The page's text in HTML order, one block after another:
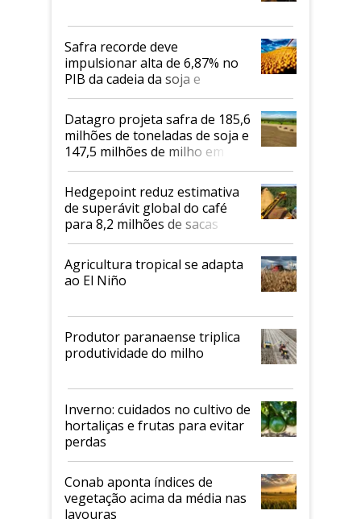
Safra recorde deve
impulsionar alta de 6,87% no
PIB da cadeia da soja e
biodiesel em 2026
Datagro projeta safra de 185,6
milhões de toneladas de soja e
147,5 milhões de milho em
2026/27
Hedgepoint reduz estimativa
de superávit global do café
para 8,2 milhões de sacas
Agricultura tropical se adapta
ao El Niño
Produtor paranaense triplica
produtividade do milho
Inverno: cuidados no cultivo de
hortaliças e frutas para evitar
perdas
Conab aponta índices de
vegetação acima da média nas
lavouras